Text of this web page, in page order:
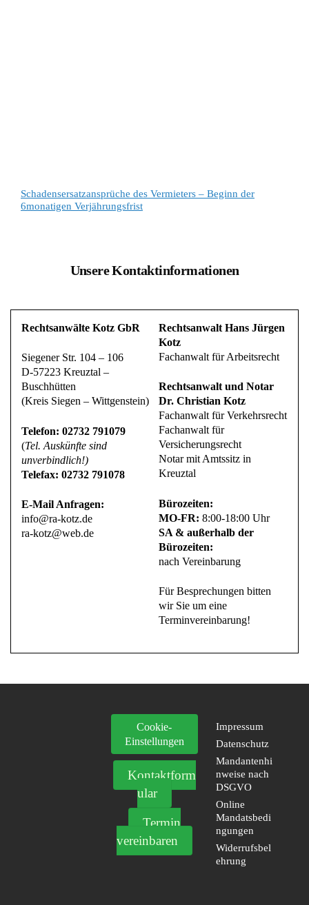
Schadensersatzansprüche des Vermieters – Beginn der
6monatigen Verjährungsfrist
Unsere Kontaktinformationen
Rechtsanwälte Kotz GbR
Siegener Str. 104 – 106
D-57223 Kreuztal –
Buschhütten
(Kreis Siegen – Wittgenstein)
Telefon: 02732 791079
(Tel. Auskünfte sind
unverbindlich!)
Telefax: 02732 791078
E-Mail Anfragen:
info@ra-kotz.de
ra-kotz@web.de
Rechtsanwalt Hans Jürgen
Kotz
Fachanwalt für Arbeitsrecht
Rechtsanwalt und Notar
Dr. Christian Kotz
Fachanwalt für Verkehrsrecht
Fachanwalt für
Versicherungsrecht
Notar mit Amtssitz in
Kreuztal
Bürozeiten:
MO-FR:8:00-18:00 Uhr
SA & außerhalb der
Bürozeiten:
nach Vereinbarung
Für Besprechungen bitten
wir Sie um eine
Terminvereinbarung!
Cookie-
Einstellungen
Kontaktform
ular
Termin
vereinbaren
Impressum
Datenschutz
Mandantenhi
nweise nach
DSGVO
Online
Mandatsbedi
ngungen
Widerrufsbel
ehrung